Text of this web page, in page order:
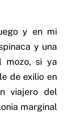
y en mi
y una
mozo, si ya
de exilio en
viajero del
marginal